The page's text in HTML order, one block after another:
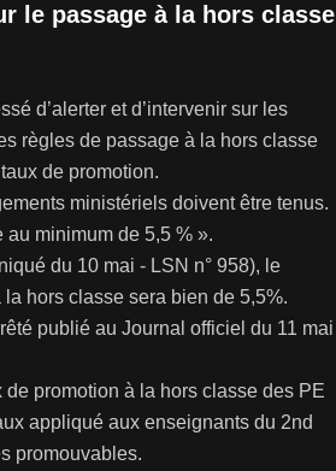
le passage à la hors classe
d’alerter et d’intervenir sur les
règles de passage à la hors classe
de promotion.
ministériels doivent être tenus.
au minimum de 5,5 % ».
du 10 mai - LSN n° 958), le
hors classe sera bien de 5,5%.
publié au Journal officiel du 11 mai
de promotion à la hors classe des PE
appliqué aux enseignants du 2nd
promouvables.